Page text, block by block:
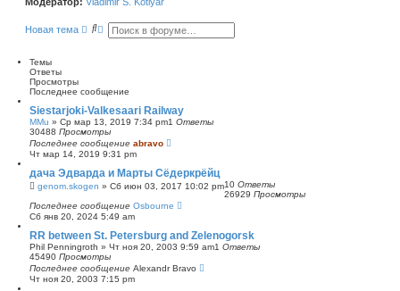
Новая тема
П Р
е
н
ы
й
п
о
с
к
Темы
Ответы
Просмотры
Последнее сообщение
Siestarjoki-Valkesaari Railway
MMu » Ср мар 13, 2019 7:34 pm1 Ответы
30488 Просмотры
Последнее сообщение abravo
Чт мар 14, 2019 9:31 pm
дача Эдварда и Марты Сёдеркрёйц
genom.skogen » Сб июн 03, 2017 10:02 pm10 Ответы
26929 Просмотры
Последнее сообщение Osbourne
Сб янв 20, 2024 5:49 am
RR between St. Petersburg and Zelenogorsk
Phil Penningroth » Чт ноя 20, 2003 9:59 am1 Ответы
45490 Просмотры
Последнее сообщение Alexandr Bravo
Чт ноя 20, 2003 7:15 pm